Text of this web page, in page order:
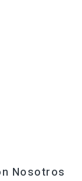
Nosotros